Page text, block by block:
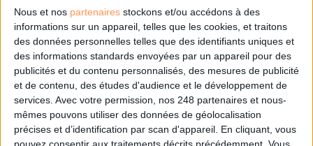
Nous et nos partenaires stockons et/ou accédons à des
informations sur un appareil, telles que les cookies, et traitons
des données personnelles telles que des identifiants uniques et
des informations standards envoyées par un appareil pour des
publicités et du contenu personnalisés, des mesures de publicité
et de contenu, des études d'audience et le développement de
services. Avec votre permission, nos 248 partenaires et nous-
mêmes pouvons utiliser des données de géolocalisation
précises et d’identification par scan d'appareil. En cliquant, vous
0 Commentaire
Ecole Des Chartes
Reportage
Archives
Formation